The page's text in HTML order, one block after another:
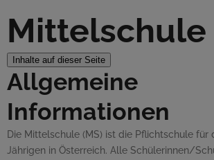
Mittelschule
Inhalte auf dieser Seite
Allgemeine
Informationen
Die Mittelschule (MS) ist die Pflichtschule für
Jährigen in Österreich. Alle Schülerinnen/